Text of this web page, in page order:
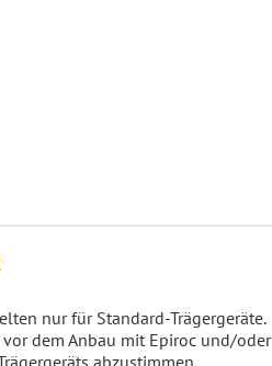
nur für Standard-Trägergeräte.
dem Anbau mit Epiroc und/oder